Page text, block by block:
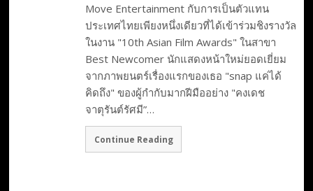
Move Entertainment กับการเป็นตัวแทน
ประเทศไทยเพียงหนึ่งเดียวที่ได้เข้าร่วมชิงรางวัล
ในงาน "10th Asian Film Awards" ในสาขา
Best Newcomer นักแสดงหน้าใหม่ยอดเยี่ยม
จากภาพยนตร์เรื่องแรกของเธอ "snap แค่ได้
คิดถึง" ของผู้กำกับมากฝีมืออย่าง "คงเดช
จาตุรันต์รัศมี”…
Continue Reading